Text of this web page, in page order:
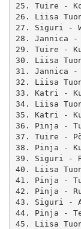
25. Tuire -
26. Liisa
27. Siguri -
28. Jannica -
29. Tuire -
30. Liisa
31. Jannica -
32. Liisa
33. Katri -
34. Liisa
35. Katri -
36. Pinja -
37. Tuire -
38. Pinja -
39. Siguri -
40. Liisa
41. Pinja -
42. Pinja -
43. Siguri -
44. Pinja -
45. Liisa